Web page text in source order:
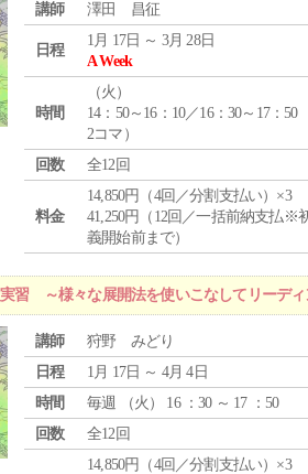
講師 澤田 昌征
日程
1月 17日 ～ 3月 28日
A Week
時間
（火 ）
14：50～16：10／16：30～17：50
2コマ）
回数
全12回
料金
14,850円（4回／分割支払い）×3
41,250円（12回／一括前納支払※
義開始前まで）
習 ～様々な展開法を使いこなしてリーディ
講師
狩野 みどり
日程
1月 17日 ～ 4月 4日
時間
毎週 （火 ） 16 ：30 ～ 17 ：50
回数
全12回
14,850円（4回／分割支払い）×3